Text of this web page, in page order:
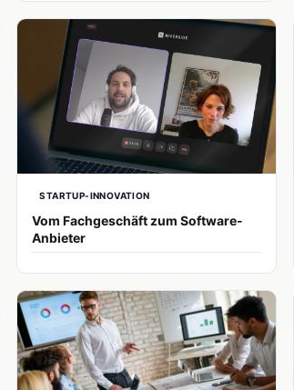
STARTUP-INNOVATION
Vom Fachgeschäft zum Software-
Anbieter